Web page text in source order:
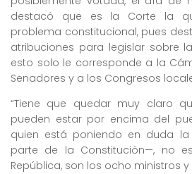
destacó que es la Corte la
problema constitucional, pues
atribuciones para legislar sobre
esto solo le corresponde a la
Senadores y a los Congresos
“Tiene que quedar muy claro
pueden estar por encima del
quien está poniendo en duda
parte de la Constitución—, no
República, son los ocho ministros